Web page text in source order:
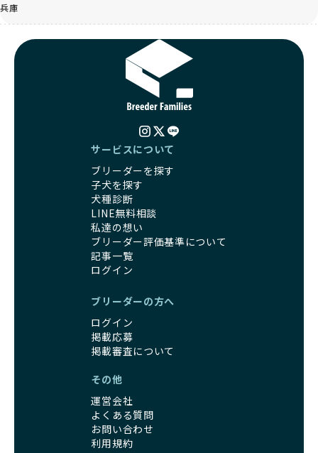
兵庫
サービスについて
ブリーダーを探す
子犬を探す
犬種診断
LINE無料相談
私達の想い
ブリーダー評価基準について
記事一覧
ログイン
ブリーダーの方へ
ログイン
掲載応募
掲載審査について
その他
運営会社
よくある質問
お問い合わせ
利用規約